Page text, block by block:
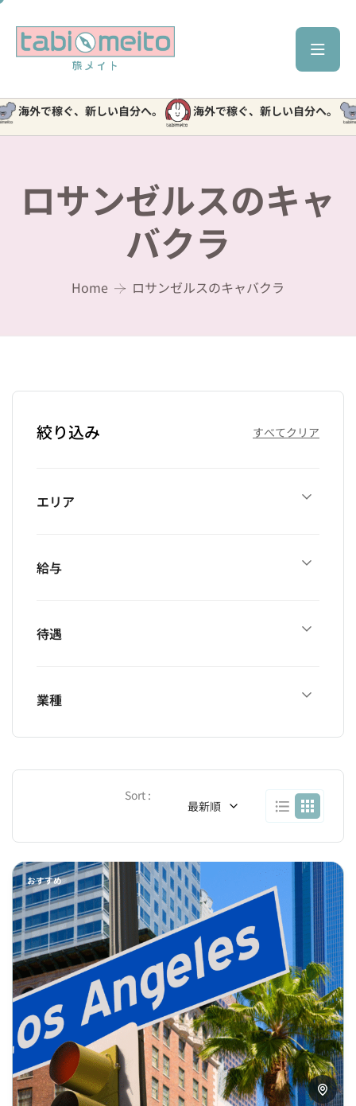
外で稼ぐ、新しい自分へ。 海外で稼ぐ、新しい自分へ。
ロサンゼルスのキャ
バクラ
Home ロサンゼルスのキャバクラ
絞り込み すべてクリア
エリア
給与
待遇
業種
Sort :
最新順
おすすめ